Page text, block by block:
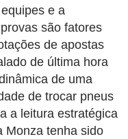
e a
são fatores
de apostas
de última hora
de uma
de trocar pneus
a leitura estratégica
Monza tenha sido